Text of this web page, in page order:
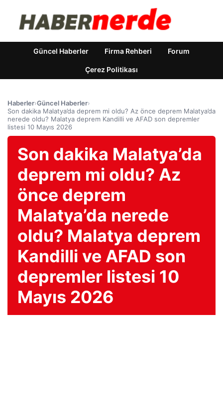
Güncel Haberler Firma Rehberi Forum
Çerez Politikası
Haberler›Güncel Haberler›
Son dakika Malatya’da deprem mi oldu? Az önce deprem Malatya’da
nerede oldu? Malatya deprem Kandilli ve AFAD son depremler
listesi 10 Mayıs 2026
Son dakika Malatya’da
deprem mi oldu? Az
önce deprem
Malatya’da nerede
oldu? Malatya deprem
Kandilli ve AFAD son
depremler listesi 10
Mayıs 2026